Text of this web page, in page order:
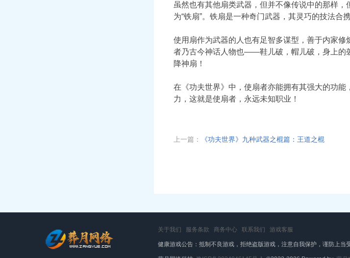
虽然也有其他扇类武器，但并不像传说中的那样
为“铁扇”。铁扇是一种奇门武器，其灵巧的技法合
使用扇作为武器的人也有足智多谋型，善于内家
者乃古今神话人物也——鞋儿破，帽儿破，身上的
降神扇！
在《功夫世界》中，使扇者亦能拥有其强大的功
力，这就是使扇者，永远未知职业！
上一篇： 《功夫世界》九种武器之棍篇：王道之棍
关于我们 服务条款 商务中心 联系我们 游戏客服
健康游戏公告：抵制不良游戏，拒绝盗版游戏，注意自我保护，谨防上当